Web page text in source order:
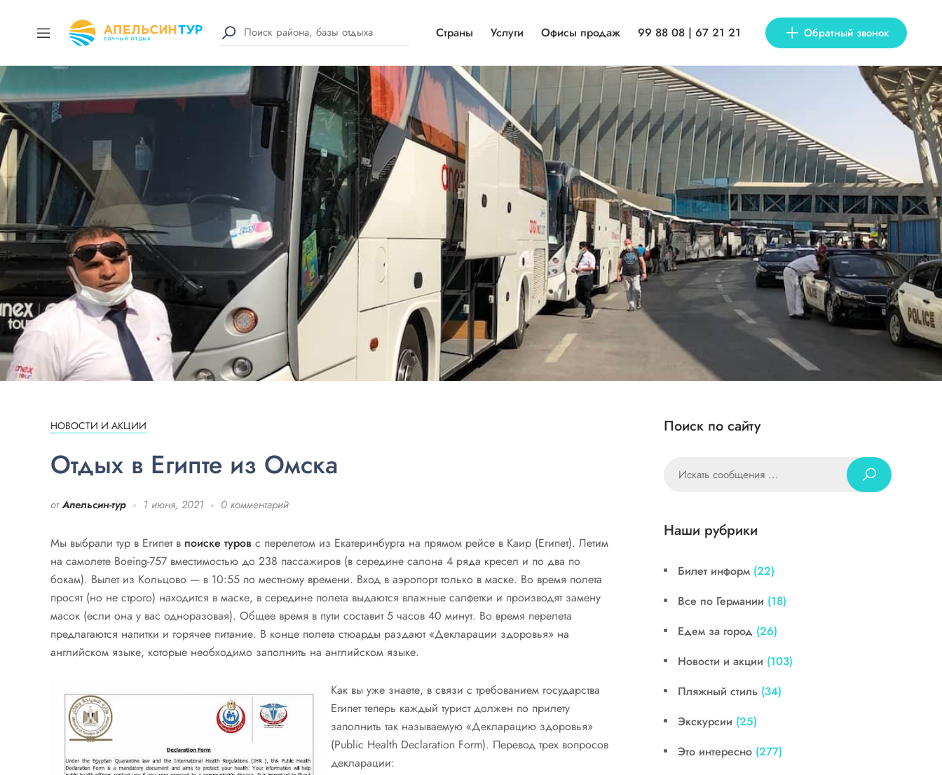
Страны Услуги Офисы продаж 99 88 08 | 67 21 21 Обратный звонок
НОВОСТИ И АКЦИИ
Отдых в Египте из Омска
от Апельсин-тур 1 июня, 2021 0 комментарий
Мы выбрали тур в Египет в поиске туров с перелетом из Екатеринбурга на прямом рейсе в Каир (Египет). Летим
на самолете Boeing-757 вместимостью до 238 пассажиров (в середине салона 4 ряда кресел и по два по
бокам). Вылет из Кольцово — в 10:55 по местному времени. Вход в аэропорт только в маске. Во время полета
просят (но не строго) находится в маске, в середине полета выдаются влажные салфетки и производят замену
масок (если она у вас одноразовая). Общее время в пути составит 5 часов 40 минут. Во время перелета
предлагаются напитки и горячее питание. В конце полета стюарды раздают «Декларации здоровья» на
английском языке, которые необходимо заполнить на английском языке.
Как вы уже знаете, в связи с требованием государства
Египет теперь каждый турист должен по прилету
заполнить так называемую «Декларацию здоровья»
(Public Health Declaration Form). Перевод трех вопросов
декларации:
Поиск по сайту
Наши рубрики
Билет информ (22)
Все по Германии (18)
Едем за город (26)
Новости и акции (103)
Пляжный стиль (34)
Экскурсии (25)
Это интересно (277)